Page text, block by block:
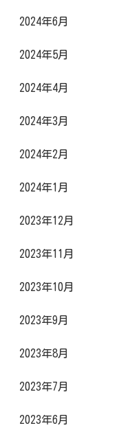
2024年6月
2024年5月
2024年4月
2024年3月
2024年2月
2024年1月
2023年12月
2023年11月
2023年10月
2023年9月
2023年8月
2023年7月
2023年6月